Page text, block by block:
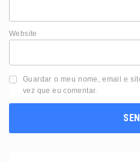
Website
Guardar o meu nome, email e
vez que eu comentar.